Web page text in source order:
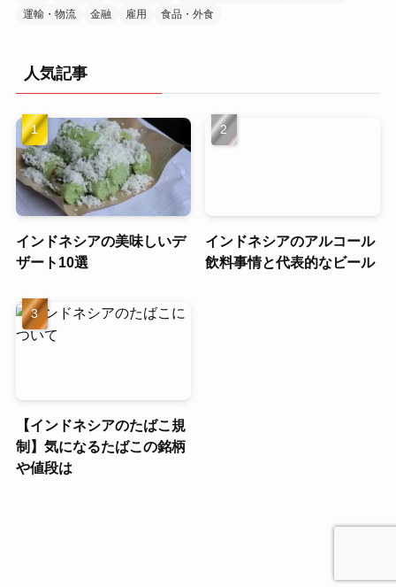
運輸・物流
金融 雇用 食品・外食
人気記事
インドネシアの美味しいデ
ザート10選
インドネシアのアルコール
飲料事情と代表的なビール
【インドネシアのたばこ規
制】気になるたばこの銘柄
や値段は